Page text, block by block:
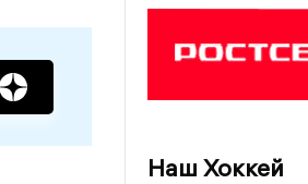
Наш Хоккей